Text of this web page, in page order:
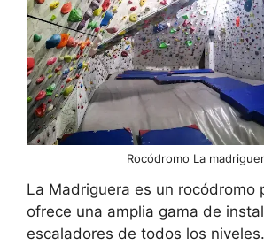
Rocódromo La
La Madriguera es un rocódromo
ofrece una amplia gama de
escaladores de todos los